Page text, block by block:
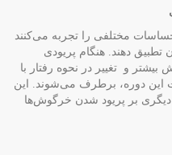
مختلفی را تجربه می‌کنند
تطبیق دهند. هنگام پریودی
و تغییر در نحوه رفتار با
این دوره، برطرف می‌شوند. این
بر پریود شدن خرگوش‌ها